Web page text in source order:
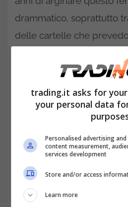
drammatico, soprattutto
delle cartelle che
ratealmente. Ma
avanti fatti in questi anni
sufficienti e c’è bisogno
trading.it asks for
your personal data
Personalised advertising
content measurement,
services development
Store and/or access
Learn more